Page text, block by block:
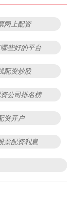
网上配资
些好的平台
配资炒股
公司排名榜
资开户
票配资利息